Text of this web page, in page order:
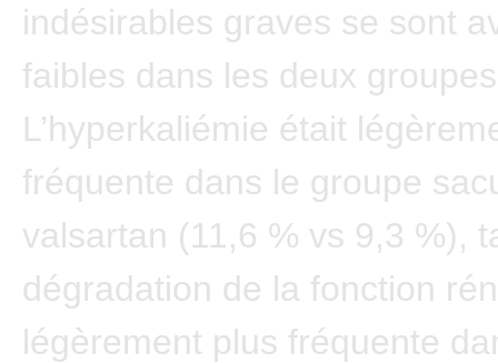
indésirables graves se sont
faibles dans les deux
L’hyperkaliémie était
fréquente dans le groupe
valsartan (11,6 % vs 9,3 %),
dégradation de la fonction
légèrement plus fréquente